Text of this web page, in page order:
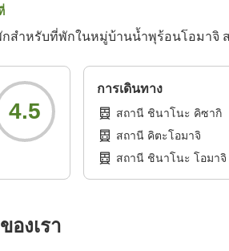
กสำหรับที่พักในหมู่บ้านน้ำพุร้อนโอมา
4.5
การเดินทาง
สถานี ชินาโนะ คิซากิ
สถานี คิตะโอมาจิ
สถานี ชินาโนะ โอมาจิ
งเรา